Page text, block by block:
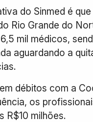
do Sinmed é
Rio Grande do
mil médicos,
aguardando a
débitos com a
os
R$10 milhões.